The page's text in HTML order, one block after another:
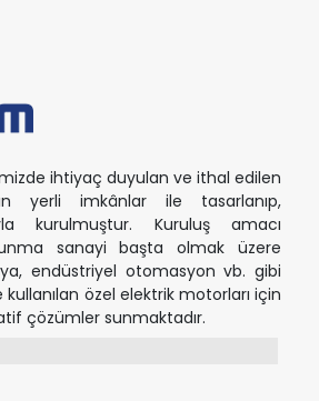
ihtiyaç duyulan ve ithal edilen
yerli imkânlar ile tasarlanıp,
kurulmuştur. Kuruluş amacı
sanayi başta olmak üzere
endüstriyel otomasyon vb. gibi
özel elektrik motorları için
çözümler sunmaktadır.